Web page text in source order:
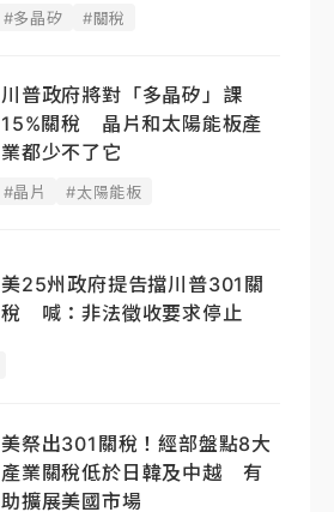
#多晶矽 #關稅
川普政府將對「多晶矽」課
15%關稅 晶片和太陽能板產
業都少不了它
#晶片 #太陽能板
美25州政府提告擋川普301關
稅 喊：非法徵收要求停止
美祭出301關稅！經部盤點8大
產業關稅低於日韓及中越 有
助擴展美國市場